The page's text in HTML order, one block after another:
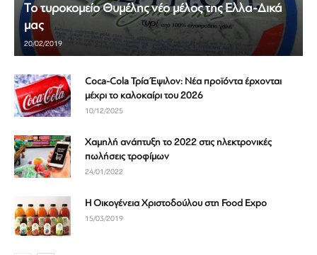
Το τυροκομείο Θυμέλης νέο μέλος της Ελλα-Δικά
μας
20/02/2019
Coca-Cola Τρία Έψιλον: Νέα προϊόντα έρχονται
μέχρι το καλοκαίρι του 2026
10/12/2025
Χαμηλή ανάπτυξη το 2022 στις ηλεκτρονικές
πωλήσεις τροφίμων
24/01/2022
H Οικογένεια Χριστοδούλου στη Food Expo
15/03/2019